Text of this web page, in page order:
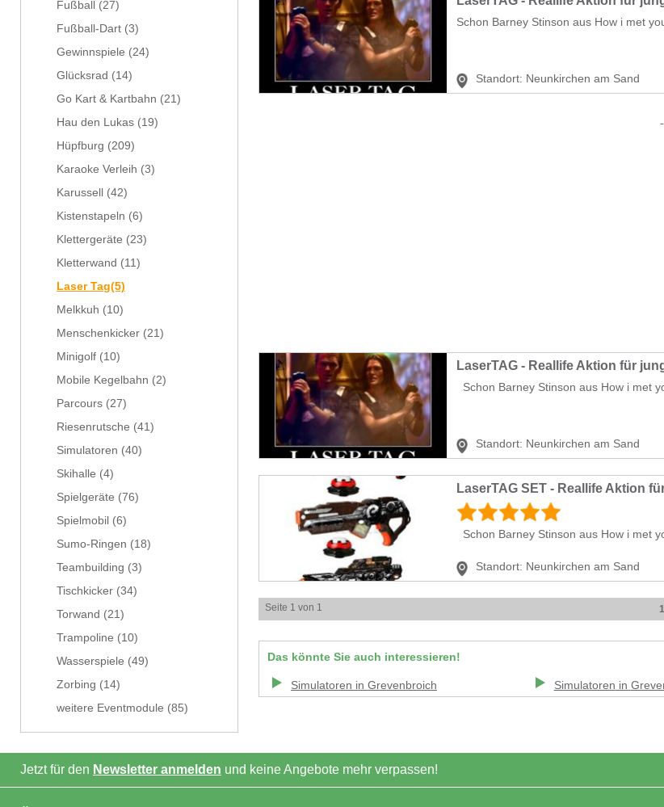
Fußball
(27)
Fußball-Dart (3)
Gewinnspiele (24)
Glücksrad (14)
Go Kart & Kartbahn (21)
Hau den Lukas (19)
Hüpfburg (209)
Karaoke Verleih (3)
Karussell
(42)
Kistenstapeln (6)
Klettergeräte (23)
Kletterwand (11)
Laser Tag(5)
Melkkuh (10)
Menschenkicker (21)
Minigolf (10)
Mobile Kegelbahn (2)
Parcours (27)
Riesenrutsche (41)
Simulatoren (40)
Skihalle (4)
Spielgeräte (76)
Spielmobil (6)
Sumo-Ringen (18)
Teambuilding (3)
Tischkicker (34)
Torwand (21)
Trampoline (10)
Wasserspiele (49)
Zorbing (14)
weitere Eventmodule (85)
Schon Barney Stinson aus How i met
Standort: Neunkirchen am Sand
LaserTAG - Reallife Aktion für
Schon Barney Stinson aus How i met
Standort: Neunkirchen am Sand
LaserTAG SET - Reallife Aktion
Schon Barney Stinson aus How i met
Standort: Neunkirchen am Sand
Seite 1 von 1 1
Das könnte Sie auch interessieren!
Simulatoren in Grevenbroich Simulatoren in
Jetzt für den Newsletter anmelden und keine Angebote mehr verpassen!